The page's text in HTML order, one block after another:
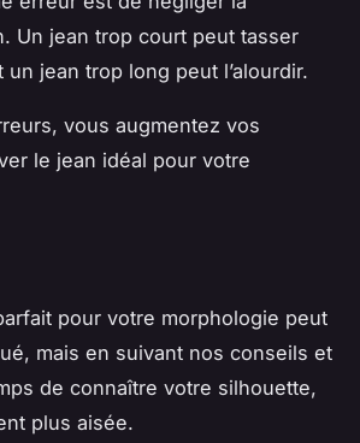
Un jean trop court peut tasser
jean trop long peut l’alourdir.
vous augmentez vos
le jean idéal pour votre
pour votre morphologie peut
mais en suivant nos conseils et
de connaître votre silhouette,
plus aisée.